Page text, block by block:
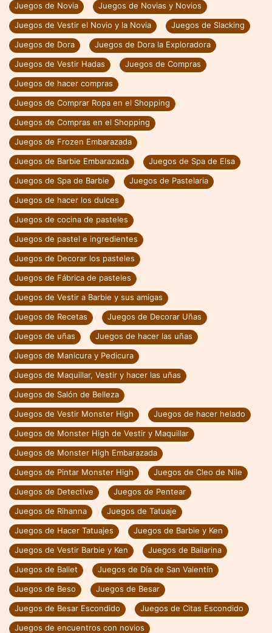
Juegos de Novia
Juegos de Novias y Novios
Juegos de Vestir el Novio y la Novia
Juegos de Slacking
Juegos de Dora
Juegos de Dora la Exploradora
Juegos de Vestir Hadas
Juegos de Compras
Juegos de hacer compras
Juegos de Comprar Ropa en el Shopping
Juegos de Compras en el Shopping
Juegos de Frozen Embarazada
Juegos de Barbie Embarazada
Juegos de Spa de Elsa
Juegos de Spa de Barbie
Juegos de Pastelaria
Juegos de hacer los dulces
Juegos de cocina de pasteles
Juegos de pastel e ingredientes
Juegos de Decorar los pasteles
Juegos de Fábrica de pasteles
Juegos de Vestir a Barbie y sus amigas
Juegos de Recetas
Juegos de Decorar Uñas
Juegos de uñas
Juegos de hacer las uñas
Juegos de Manicura y Pedicura
Juegos de Maquillar, Vestir y hacer las uñas
Juegos de Salón de Belleza
Juegos de Vestir Monster High
Juegos de hacer helado
Juegos de Monster High de Vestir y Maquillar
Juegos de Monster High Embarazada
Juegos de Pintar Monster High
Juegos de Cleo de Nile
Juegos de Detective
Juegos de Pentear
Juegos de Rihanna
Juegos de Tatuaje
Juegos de Hacer Tatuajes
Juegos de Barbie y Ken
Juegos de Vestir Barbie y Ken
Juegos de Bailarina
Juegos de Ballet
Juegos de Día de San Valentín
Juegos de Beso
Juegos de Besar
Juegos de Besar Escondido
Juegos de Citas Escondido
Juegos de encuentros con novios